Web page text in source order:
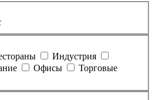
Индустрия
Офисы
Торговые